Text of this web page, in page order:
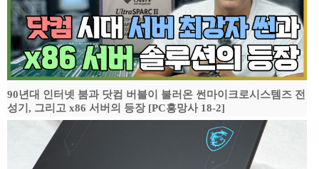
90년대 인터넷 붐과 닷컴 버블이 불러온 썬마이크로시스템즈 전
성기, 그리고 x86 서버의 등장 [PC흥망사 18-2]